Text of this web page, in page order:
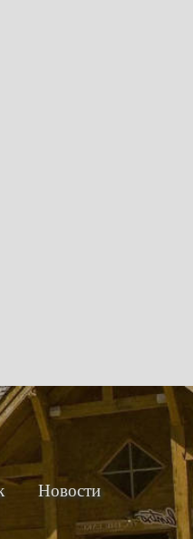
Новости